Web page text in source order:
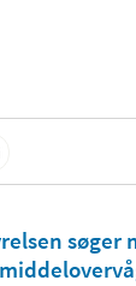
søger